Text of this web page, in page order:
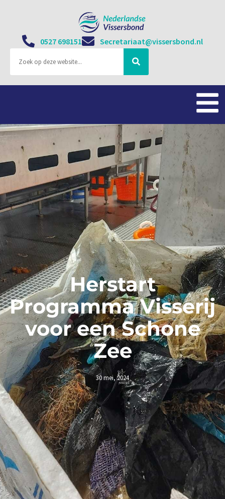
0527 698151 Secretariaat@vissersbond.nl
Herstart
Programma Visserij
voor een Schone
Zee
30 mei, 2024